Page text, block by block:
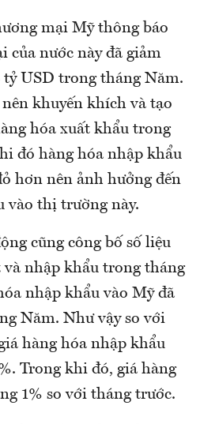
mại Mỹ thông báo
của nước này đã giảm
tỷ USD trong tháng Năm.
khuyến khích và tạo
hóa xuất khẩu trong
đó hàng hóa nhập khẩu
hơn nên ảnh hưởng đến
vào thị trường này.
cũng công bố số liệu
và nhập khẩu trong tháng
nhập khẩu vào Mỹ đã
Năm. Như vậy so với
hàng hóa nhập khẩu
Trong khi đó, giá hàng
1% so với tháng trước.